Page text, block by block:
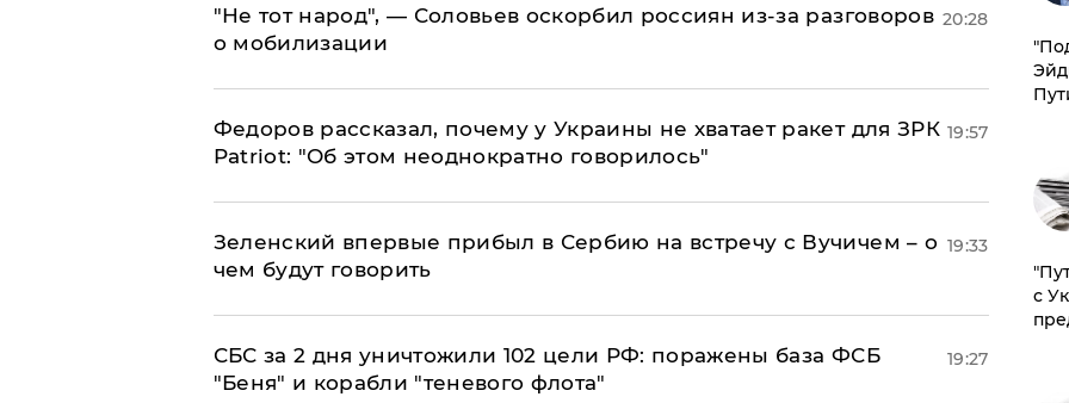
​"Не тот народ", — Соловьев оскорбил россиян из-за разговоров
о мобилизации
20:28
Федоров рассказал, почему у Украины не хватает ракет для ЗРК
Patriot: "Об этом неоднократно говорилось"
19:57
Зеленский впервые прибыл в Сербию на встречу с Вучичем – о
чем будут говорить
19:33
СБС за 2 дня уничтожили 102 цели РФ: поражены база ФСБ
"Беня" и корабли "теневого флота"
19:27
с